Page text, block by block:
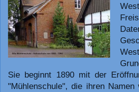
Sie beginnt 1890 mit der
"Mühlenschule", die ihren